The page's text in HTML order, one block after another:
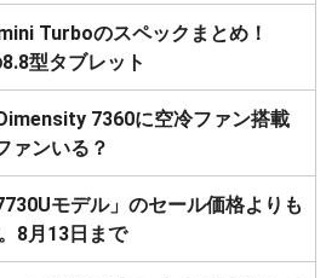
Turboのスペックまとめ！
型タブレット
7360に空冷ファン搭載
ァンいる？
モデル」のセール価格よりも
8月13日まで